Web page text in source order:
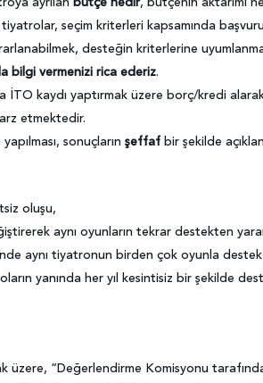
ayrılan bütçe nedir, bütçenin aktarımı
seçim kriterleri kapsamında
desteğin kriterlerine
bilgi vermenizi rica ederiz.
İTO kaydı yaptırmak üzere borç/kredi
etmektedir.
sonuçlarınşeffaf bir şekilde
oluşu,
aynı oyunların tekrar destekten
aynı tiyatronun birden çok oyunla destek
yanında her yıl kesintisiz bir şekilde
üzere, “Değerlendirme Komisyonu